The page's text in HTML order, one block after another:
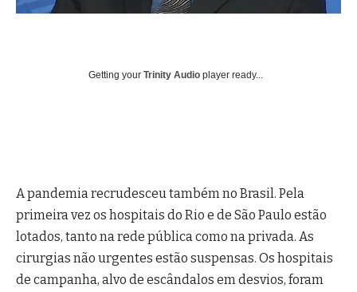
Getting your Trinity Audio player ready...
A pandemia recrudesceu também no Brasil. Pela
primeira vez os hospitais do Rio e de São Paulo estão
lotados, tanto na rede pública como na privada. As
cirurgias não urgentes estão suspensas. Os hospitais
de campanha, alvo de escândalos em desvios, foram